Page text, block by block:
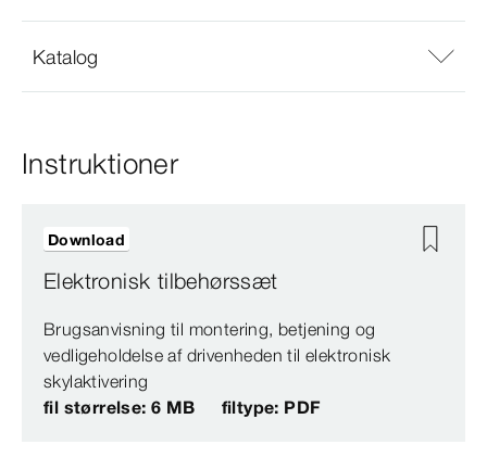
Katalog
Instruktioner
Elektronisk tilbehørssæt
Brugsanvisning til montering, betjening og
vedligeholdelse af drivenheden til elektronisk
skylaktivering
fil størrelse: 6 MB
filtype: PDF
Download